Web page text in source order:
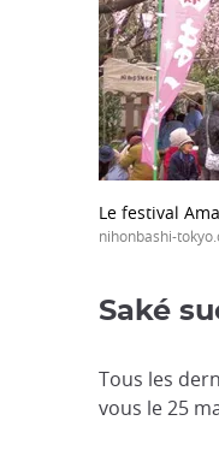
Le festival
nihonbashi-
Saké
Tous les
vous le 25